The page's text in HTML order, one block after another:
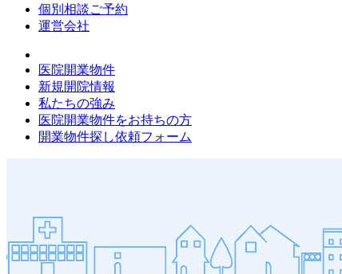
個別相談ご予約
運営会社
医院開業物件
新規開院情報
私たちの強み
医院開業物件をお持ちの方
開業物件探し依頼フォーム